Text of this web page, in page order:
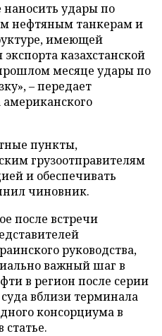
наносить удары по
нефтяным танкерам и
имеющей
казахстанской
месяце удары по
– передает
американского
пункты,
грузоотправителям
и обеспечивать
чиновник.
после встречи
руководства,
важный шаг в
в регион после серии
вблизи терминала
консорциума в
статье.